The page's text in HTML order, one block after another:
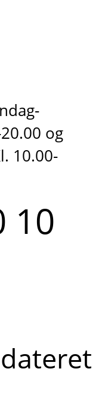
og
10.00-
10